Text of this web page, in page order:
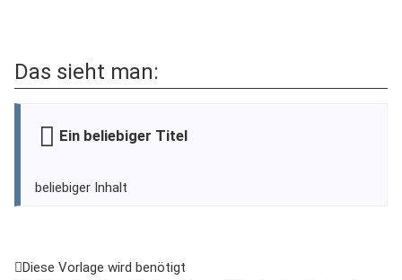
Das sieht man:
Ein beliebiger Titel
beliebiger Inhalt
Diese Vorlage wird benötigt